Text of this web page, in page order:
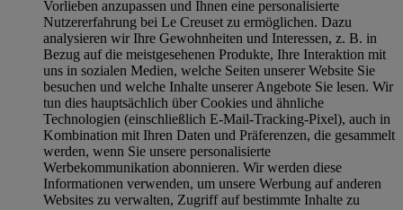
Vorlieben anzupassen und Ihnen eine personalisierte
Nutzererfahrung bei Le Creuset zu ermöglichen. Dazu
analysieren wir Ihre Gewohnheiten und Interessen, z. B. in
Bezug auf die meistgesehenen Produkte, Ihre Interaktion mit
uns in sozialen Medien, welche Seiten unserer Website Sie
besuchen und welche Inhalte unserer Angebote Sie lesen. Wir
tun dies hauptsächlich über Cookies und ähnliche
Technologien (einschließlich E-Mail-Tracking-Pixel), auch in
Kombination mit Ihren Daten und Präferenzen, die gesammelt
werden, wenn Sie unsere personalisierte
Werbekommunikation abonnieren. Wir werden diese
Informationen verwenden, um unsere Werbung auf anderen
Websites zu verwalten, Zugriff auf bestimmte Inhalte zu